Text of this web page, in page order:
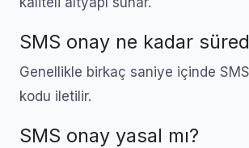
SMS onay ne kadar
Genellikle birkaç saniye içinde
kodu iletilir.
SMS onay yasal mı?